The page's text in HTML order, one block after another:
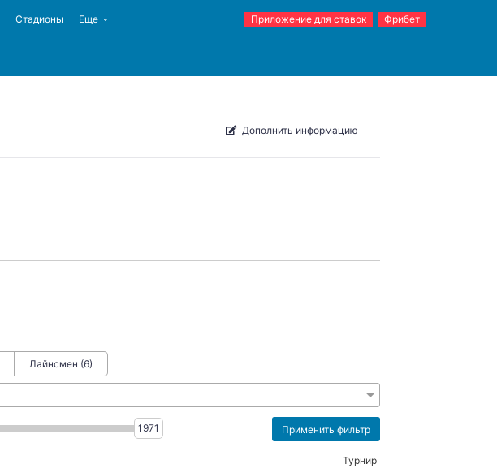
Стадионы Еще Приложение для ставок Фрибет
Дополнить информацию
Лайнсмен (6)
1971
Турнир